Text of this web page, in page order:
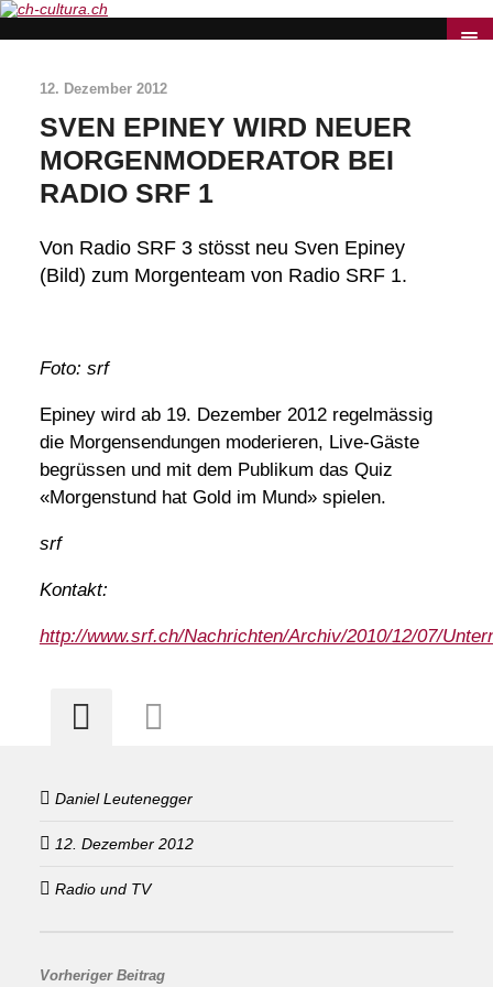
12. Dezember 2012
SVEN EPINEY WIRD NEUER
MORGENMODERATOR BEI
RADIO SRF 1
Von Radio SRF 3 stösst neu Sven Epiney
(Bild) zum Morgenteam von Radio SRF 1.
Foto: srf
Epiney wird ab 19. Dezember 2012 regelmässig
die Morgensendungen moderieren, Live-Gäste
begrüssen und mit dem Publikum das Quiz
«Morgenstund hat Gold im Mund» spielen.
srf
Kontakt:
http://www.srf.ch/Nachrichten/Archiv/2010/12/07/
Daniel Leutenegger
12. Dezember 2012
Radio und TV
Vorheriger Beitrag